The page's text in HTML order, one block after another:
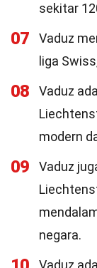
sekitar
07
Vaduz
liga
08
Vaduz
modern
09
Vaduz
negara.
Vaduz